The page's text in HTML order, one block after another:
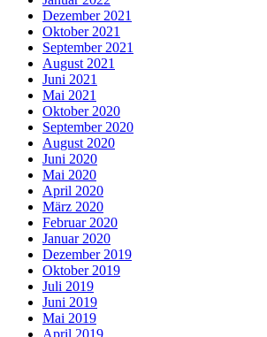
Dezember 2021
Oktober 2021
September 2021
August 2021
Juni 2021
Mai 2021
Oktober 2020
September 2020
August 2020
Juni 2020
Mai 2020
April 2020
März 2020
Februar 2020
Januar 2020
Dezember 2019
Oktober 2019
Juli 2019
Juni 2019
Mai 2019
April 2019